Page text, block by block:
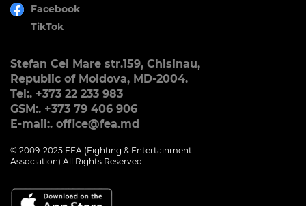
Facebook
TikTok
Stefan Cel Mare str.159, Chisinau,
Republic of Moldova, MD-2004.
Tel:. +373 22 233 983
GSM:. +373 79 406 906
E-mail:. office@fea.md
© 2009-2025 FEA (Fighting & Entertainment
Association) All Rights Reserved.